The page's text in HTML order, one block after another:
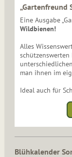
„Gartenfreund
Eine Ausgabe
Wildbienen!
Alles
schützenswerten
man ihnen im
Ideal auch für
Blühkalender